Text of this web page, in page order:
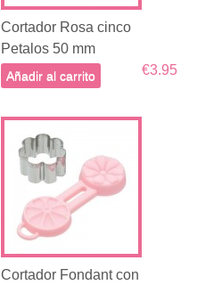
Cortador Rosa cinco
Petalos 50 mm
€3.95
Añadir al carrito
Cortador Fondant con